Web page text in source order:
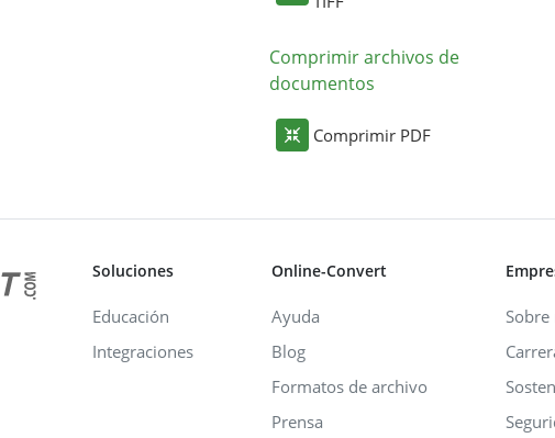
Comprimir archivos de
documentos
Comprimir PDF
Soluciones
Educación
Integraciones
Online-Convert
Ayuda
Blog
Formatos de archivo
Prensa